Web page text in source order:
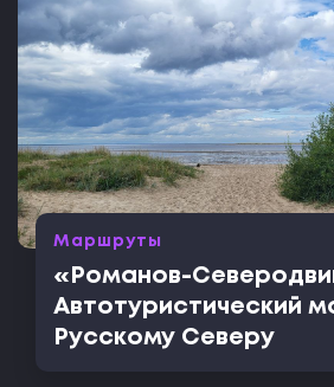
Маршруты
«Романов-
Автотуристический
Русскому Северу